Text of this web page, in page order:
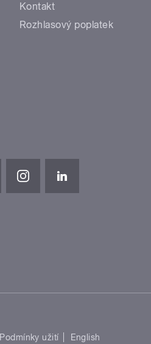
Kontakt
Rozhlasový poplatek
Podmínky užití English